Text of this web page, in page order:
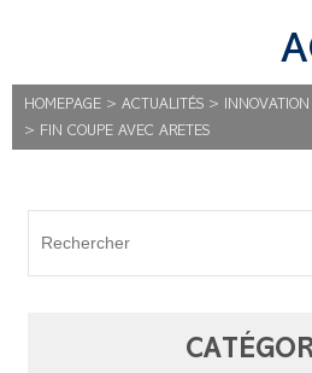
HOMEPAGE > ACTUALITÉS > INNOVATION
> FIN COUPE AVEC ARETES